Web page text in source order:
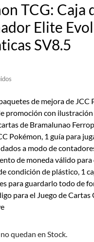
TCG: Caja
Elite
SV8.5
de mejora de JCC
promoción con
de Bramalunao
Pokémon, 1 guía para
a modo de
de moneda válido
condición de plástico, 1
para guardarlo todo de
para el Juego de Cartas
quedan en Stock.